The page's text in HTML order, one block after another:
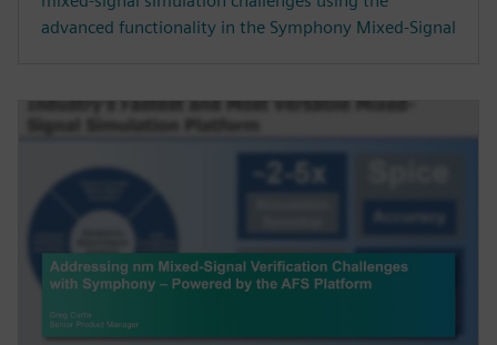
advanced functionality in the Symphony Mixed-Signal